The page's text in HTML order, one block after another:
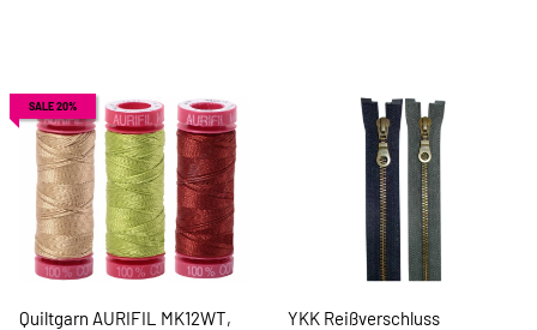
SALE 20%
Quiltgarn AURIFIL MK12WT,
YKK Reißverschluss